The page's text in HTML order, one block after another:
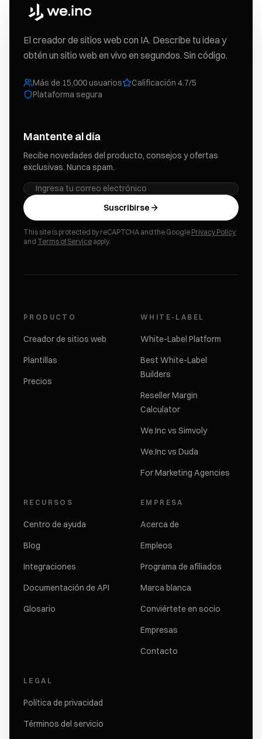
El creador de sitios web con IA. Describe tu idea y
obtén un sitio web en vivo en segundos. Sin código.
Más de 15,000 usuarios
Calificación 4.7/5
Plataforma segura
Mantente al día
Recibe novedades del producto, consejos y ofertas
exclusivas. Nunca spam.
Suscribirse
This site is protected by reCAPTCHA and the Google Privacy Policy
and Terms of Service apply.
PRODUCTO
Creador de sitios web
Plantillas
Precios
WHITE-LABEL
White-Label Platform
Best White-Label
Builders
Reseller Margin
Calculator
We.Inc vs Simvoly
We.Inc vs Duda
For Marketing Agencies
RECURSOS
Centro de ayuda
Blog
Integraciones
Documentación de API
Glosario
EMPRESA
Acerca de
Empleos
Programa de afiliados
Marca blanca
Conviértete en socio
Empresas
Contacto
LEGAL
Política de privacidad
Términos del servicio